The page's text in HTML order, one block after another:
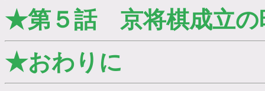
★第５話 京将棋成立の
★おわりに